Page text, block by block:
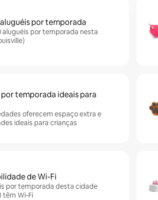
por temporada
aluguéis por temporada nesta
temporada ideais para
oferecem espaço extra e
ideais para crianças
de Wi-Fi
por temporada desta cidade
têm Wi-Fi